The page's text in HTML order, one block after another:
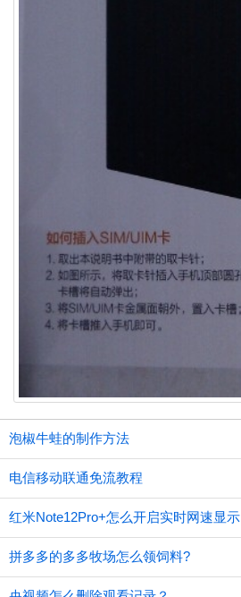
泡椒牛蛙的制作方法
电信移动联通免流教程
红米Note12Pro+怎么开启实时网速显示
拼多多的多多牧场怎么领饲料?